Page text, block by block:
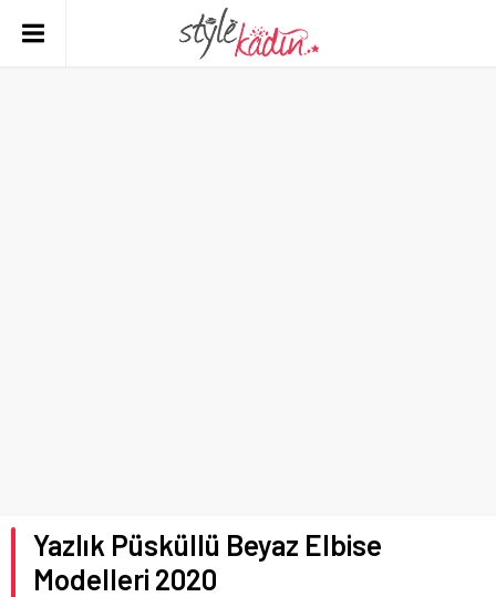
Yazlık Püsküllü Beyaz Elbise
Modelleri 2020